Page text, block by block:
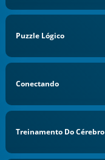
Puzzle Lógico
Conectando
Treinamento Do Cérebro